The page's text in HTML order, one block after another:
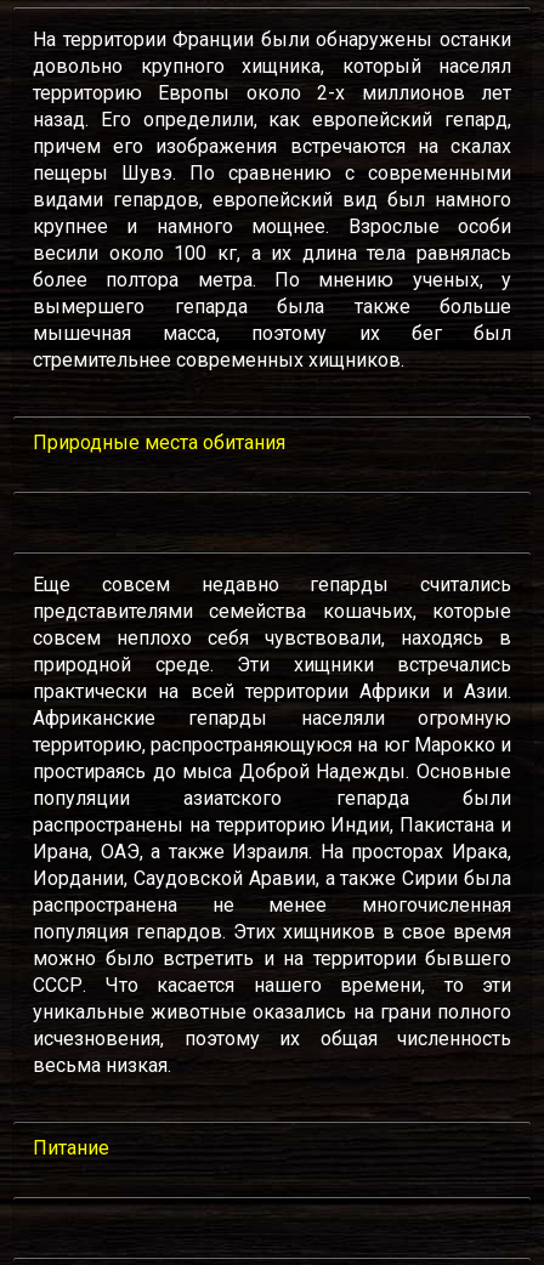
На территории Франции были обнаружены останки
довольно крупного хищника, который населял
территорию Европы около 2-х миллионов лет
назад. Его определили, как европейский гепард,
причем его изображения встречаются на скалах
пещеры Шувэ. По сравнению с современными
видами гепардов, европейский вид был намного
крупнее и намного мощнее. Взрослые особи
весили около 100 кг, а их длина тела равнялась
более полтора метра. По мнению ученых, у
вымершего гепарда была также больше
мышечная масса, поэтому их бег был
стремительнее современных хищников.
Природные места обитания
Еще совсем недавно гепарды считались
представителями семейства кошачьих, которые
совсем неплохо себя чувствовали, находясь в
природной среде. Эти хищники встречались
практически на всей территории Африки и Азии.
Африканские гепарды населяли огромную
территорию, распространяющуюся на юг Марокко и
простираясь до мыса Доброй Надежды. Основные
популяции азиатского гепарда были
распространены на территорию Индии, Пакистана и
Ирана, ОАЭ, а также Израиля. На просторах Ирака,
Иордании, Саудовской Аравии, а также Сирии была
распространена не менее многочисленная
популяция гепардов. Этих хищников в свое время
можно было встретить и на территории бывшего
СССР. Что касается нашего времени, то эти
уникальные животные оказались на грани полного
исчезновения, поэтому их общая численность
весьма низкая.
Питание